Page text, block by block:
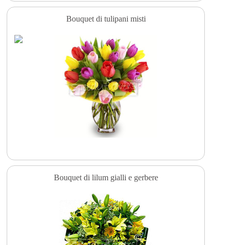
Bouquet di tulipani misti
Bouquet di lilum gialli e gerbere